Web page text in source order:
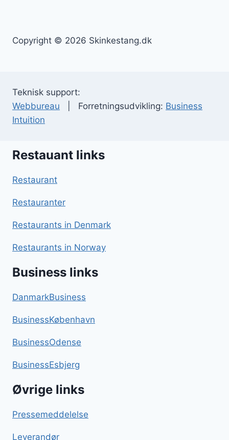
Copyright © 2026 Skinkestang.dk
Teknisk support:
Webbureau | Forretningsudvikling: Business
Intuition
Restauant links
Restaurant
Restauranter
Restaurants in Denmark
Restaurants in Norway
Business links
DanmarkBusiness
BusinessKøbenhavn
BusinessOdense
BusinessEsbjerg
Øvrige links
Pressemeddelelse
Leverandør